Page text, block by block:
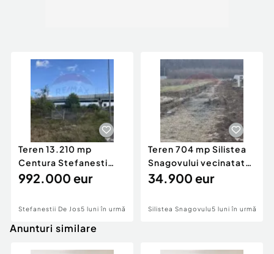
Teren 13.210 mp
Centura Stefanesti
nod A3
992.000 eur
Stefanestii De Jos5 luni în urmă
Teren 704 mp Silistea
Snagovului vecinatate
Padurea Snagov
34.900 eur
Silistea Snagovului5 luni în urmă
Anunturi similare